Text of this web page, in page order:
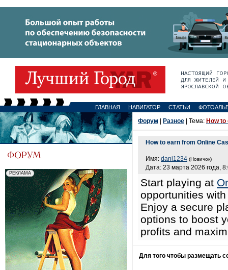
ГЛАВНАЯ НАВИГАТОР СТАТЬИ
Форум Разное | Тема: How
How to earn from Online
Имя: dani1234 (Новичок)
Дата: 23 марта 2026 года,
Start playing at
opportunities
Enjoy a secure
options to boost
profits and
Для того чтобы размещать